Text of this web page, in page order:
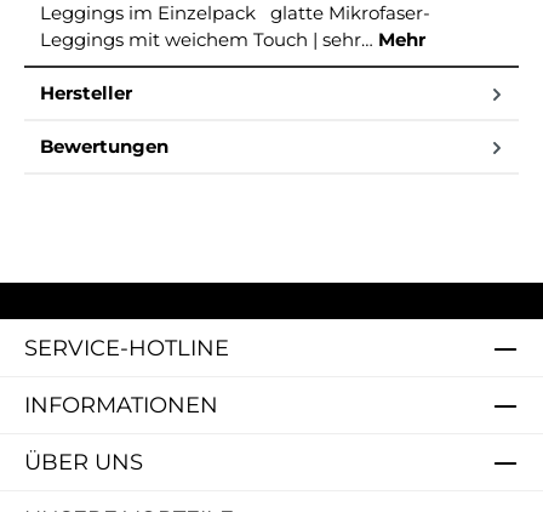
Leggings im Einzelpack glatte Mikrofaser-
Leggings mit weichem Touch | sehr… Mehr
Hersteller
Bewertungen
SERVICE-HOTLINE
INFORMATIONEN
ÜBER UNS